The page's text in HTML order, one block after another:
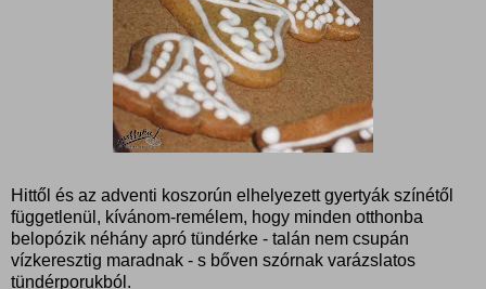
Hittől és az adventi koszorún elhelyezett gyertyák színétől
függetlenül, kívánom-remélem, hogy minden otthonba
belopózik néhány apró tündérke - talán nem csupán
vízkeresztig maradnak - s bőven szórnak varázslatos
tündérporukból.